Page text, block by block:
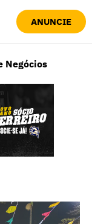
ANUNCIE
Negócios